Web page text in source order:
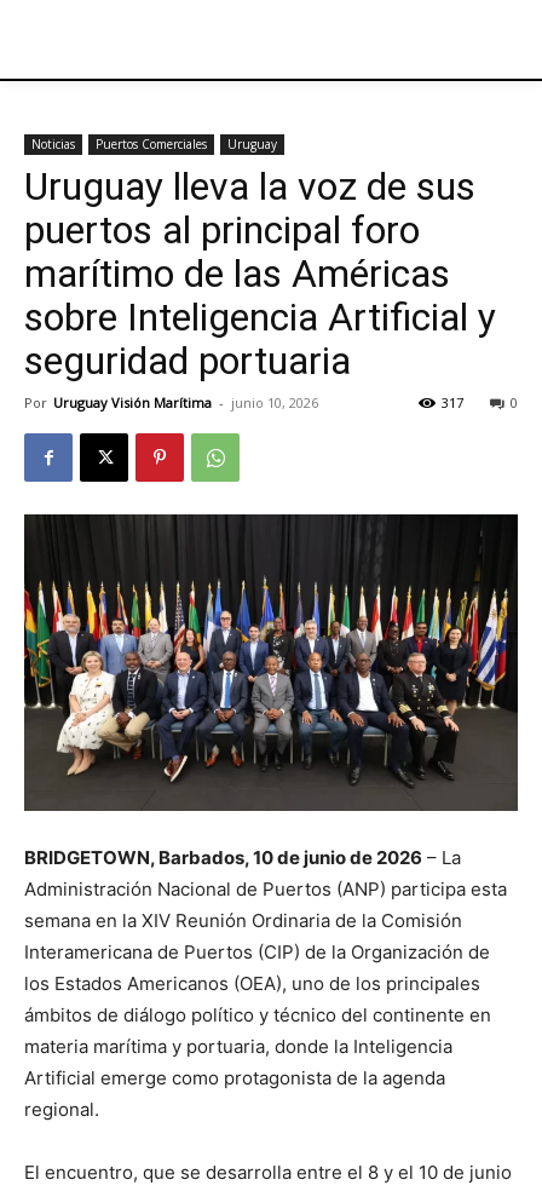
Noticias Puertos Comerciales Uruguay
Uruguay lleva la voz de sus
puertos al principal foro
marítimo de las Américas
sobre Inteligencia Artificial y
seguridad portuaria
Por Uruguay Visión Marítima - junio 10, 2026 0
317
BRIDGETOWN, Barbados, 10 de junio de 2026 – La
Administración Nacional de Puertos (ANP) participa esta
semana en la XIV Reunión Ordinaria de la Comisión
Interamericana de Puertos (CIP) de la Organización de
los Estados Americanos (OEA), uno de los principales
ámbitos de diálogo político y técnico del continente en
materia marítima y portuaria, donde la Inteligencia
Artificial emerge como protagonista de la agenda
regional.
El encuentro, que se desarrolla entre el 8 y el 10 de junio